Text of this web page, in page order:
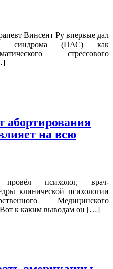
Винсент Ру впервые дал
синдрома (ПАС) как
стрессового
абортирования
на всю
провёл психолог, врач-
клинической психологии
Медицинского
к каким выводам он […]